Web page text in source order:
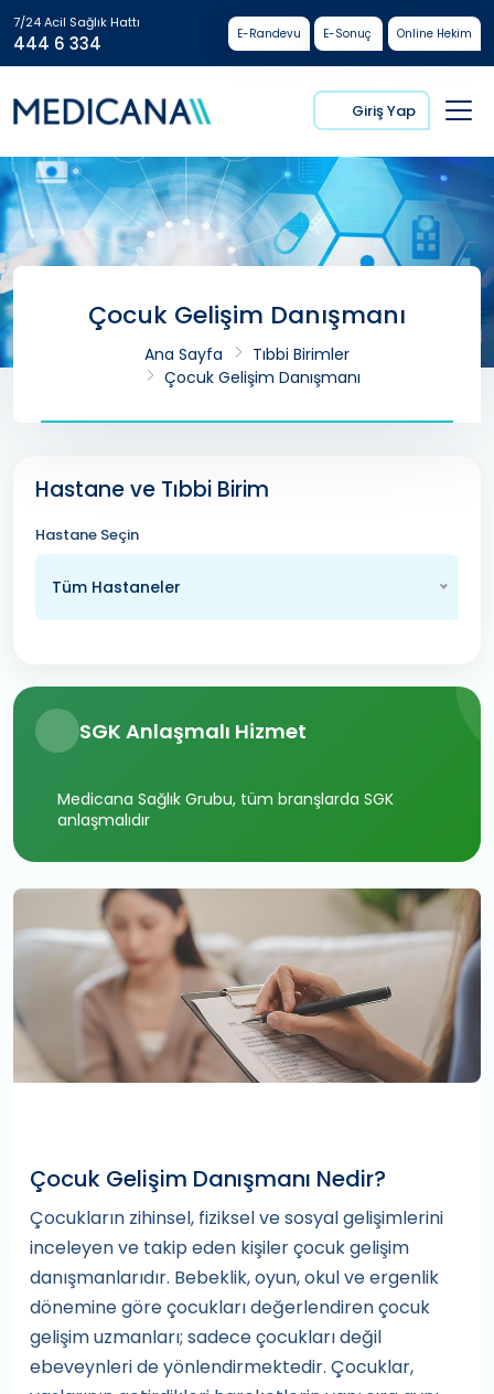
7/24 Acil Sağlık Hattı
444 6 334 E-Randevu E-Sonuç Online Hekim
Giriş Yap
Çocuk Gelişim Danışmanı
Ana Sayfa
Tıbbi Birimler
Çocuk Gelişim Danışmanı
Hastane ve Tıbbi Birim
Hastane Seçin
Tüm Hastaneler
SGK Anlaşmalı Hizmet
Medicana Sağlık Grubu, tüm branşlarda SGK
anlaşmalıdır
Çocuk Gelişim Danışmanı Nedir?
Çocukların zihinsel, fiziksel ve sosyal gelişimlerini
inceleyen ve takip eden kişiler çocuk gelişim
danışmanlarıdır. Bebeklik, oyun, okul ve ergenlik
dönemine göre çocukları değerlendiren çocuk
gelişim uzmanları; sadece çocukları değil
ebeveynleri de yönlendirmektedir. Çocuklar,